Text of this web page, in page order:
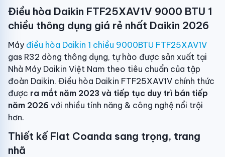
Điều hòa Daikin FTF25XAV1V 9000 BTU 1
chiều thông dụng giá rẻ nhất Daikin 2026
Máy điều hòa Daikin 1 chiều 9000BTU FTF25XAV1V
gas R32 dòng thông dụng, tự hào được sản xuất tại
Nhà Máy Daikin Việt Nam theo tiêu chuẩn của tập
đoàn Daikin. Điều hòa Daikin FTF25XAV1V chính thức
được ra mắt năm 2023 và tiếp tục duy trì bán tiếp
năm 2026 với nhiều tính năng & công nghệ nổi trội
hơn.
Thiết kế Flat Coanda sang trọng, trang
nhã